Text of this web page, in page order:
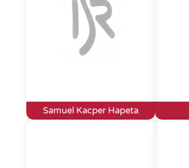
Samuel Kacper Hapeta